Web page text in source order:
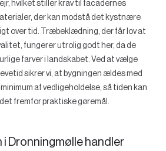
hvilket stiller krav til facadernes
der kan modstå det kystnære
over tid. Træbeklædning, der får lov at
fungerer utrolig godt her, da de
farver i landskabet. Ved at vælge
sikrer vi, at bygningen ældes med
af vedligeholdelse, så tiden kan
fremfor praktiske gøremål.
i Dronningmølle handler